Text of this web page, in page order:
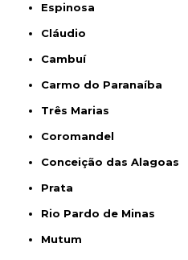
Espinosa
Cláudio
Cambuí
Carmo do Paranaíba
Três Marias
Coromandel
Conceição das Alagoas
Prata
Rio Pardo de Minas
Mutum